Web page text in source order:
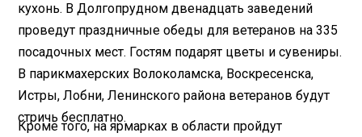
кухонь. В Долгопрудном двенадцать заведений
проведут праздничные обеды для ветеранов на 335
посадочных мест. Гостям подарят цветы и сувениры.
В парикмахерских Волоколамска, Воскресенска,
Истры, Лобни, Ленинского района ветеранов будут
стричь бесплатно.
Кроме того, на ярмарках в области пройдут